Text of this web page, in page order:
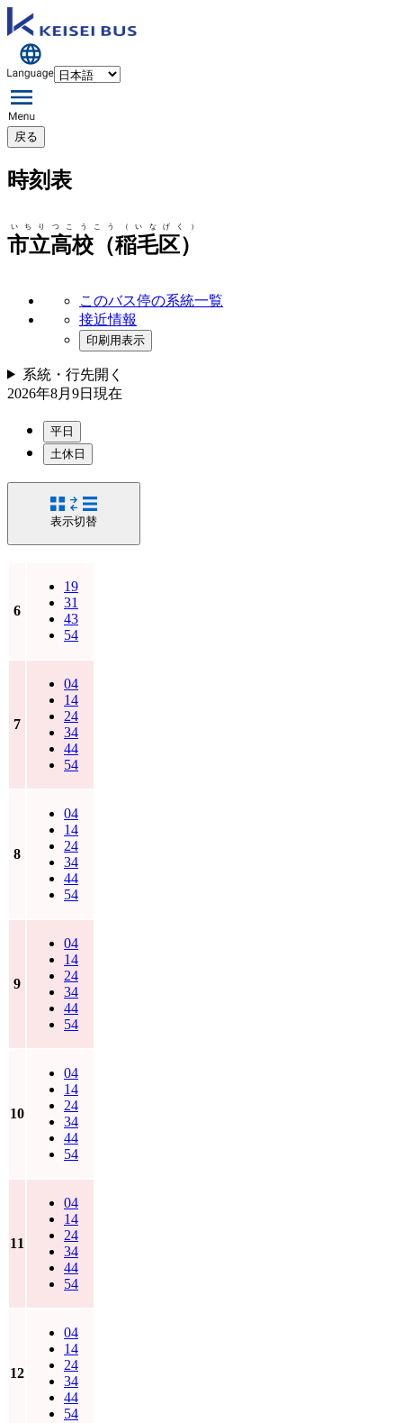
戻る
時刻表
市立高校（稲毛区）
いちりつこうこう（いなげく）
このバス停の系統一覧
接近情報
印刷用表示
系統・行先開く
2026年8月9日 現在
平日
土休日
表示切替
6
19
31
43
54
7
04
14
24
34
44
54
8
04
14
24
34
44
54
9
04
14
24
34
44
54
10
04
14
24
34
44
54
11
04
14
24
34
44
54
12
04
14
24
34
44
54